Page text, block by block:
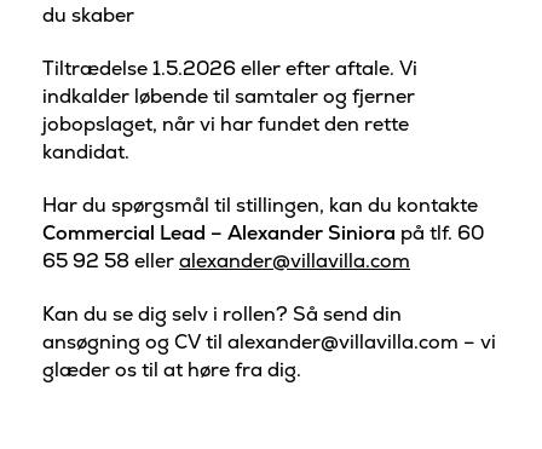
du skaber
Tiltrædelse 1.5.2026 eller efter aftale. Vi
indkalder løbende til samtaler og fjerner
jobopslaget, når vi har fundet den rette
kandidat.
Har du spørgsmål til stillingen, kan du kontakte
Commercial Lead – Alexander Siniora på tlf. 60
65 92 58 elleralexander@villavilla.com
Kan du se dig selv i rollen? Så send din
ansøgning og CV til alexander@villavilla.com – vi
glæder os til at høre fra dig.